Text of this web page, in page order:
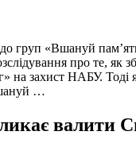
до груп «Вшануй
про те, як
на захист НАБУ. Тоді
…
валити